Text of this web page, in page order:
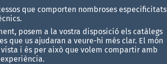
que comporten nombroses especificitats
posem a la vostra disposició els catàlegs
que us ajudaran a veure-hi més clar. El món
i és per això que volem compartir amb